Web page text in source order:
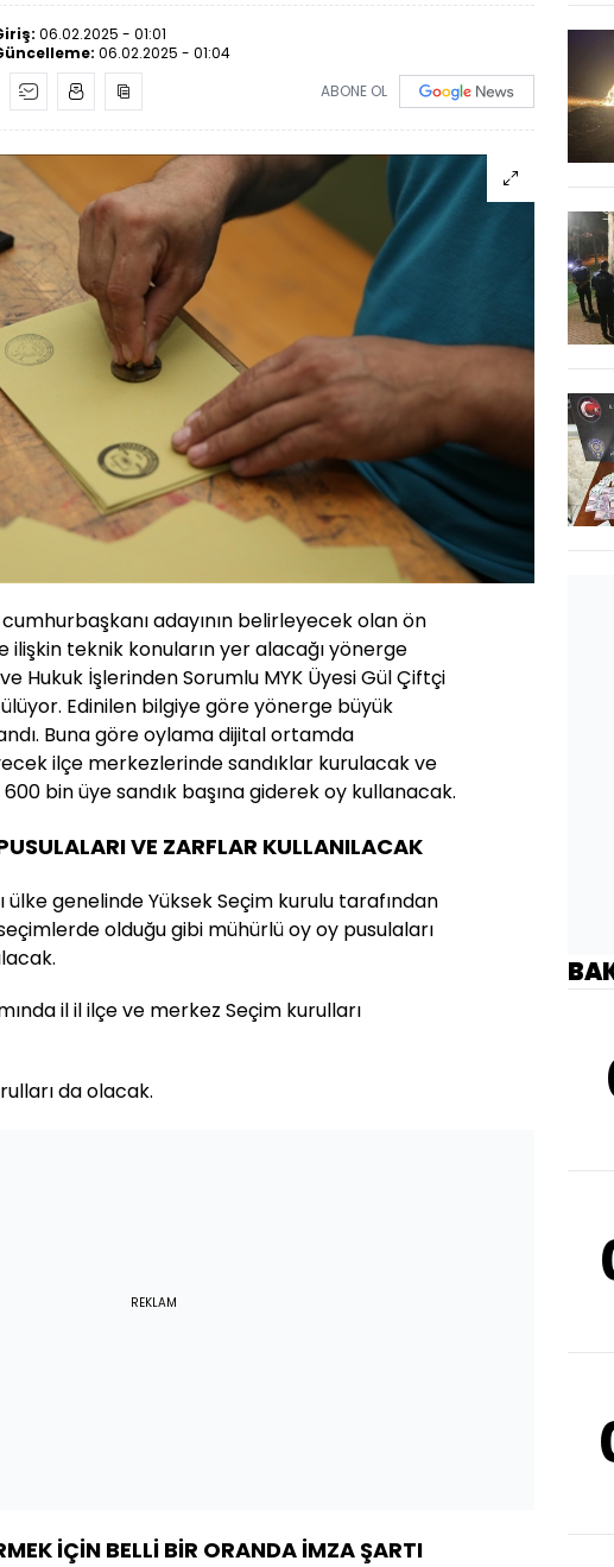
06.02.2025 - 01:01
06.02.2025 - 01:04
ABONE OL
adayının belirleyecek olan ön
ilişkin teknik konuların yer alacağı yönerge
Hukuk İşlerinden Sorumlu MYK Üyesi Gül Çiftçi
Edinilen bilgiye göre yönerge büyük
Buna göre oylama dijital ortamda
ilçe merkezlerinde sandıklar kurulacak ve
600 bin üye sandık başına giderek oy kullanacak.
VE ZARFLAR KULLANILACAK
ülke genelinde Yüksek Seçim kurulu tarafından
olduğu gibi mühürlü oy oy pusulaları
il il ilçe ve merkez Seçim kurulları
da olacak.
REKLAM
İÇİN BELLİ BİR ORANDA İMZA ŞARTI